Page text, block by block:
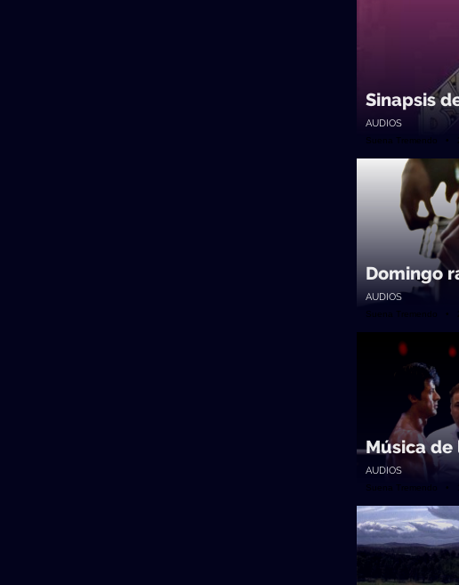
Sinapsis
AUDIOS
Suena Tremendo •
Domingo
AUDIOS
Suena Tremendo •
Música de
AUDIOS
Suena Tremendo •